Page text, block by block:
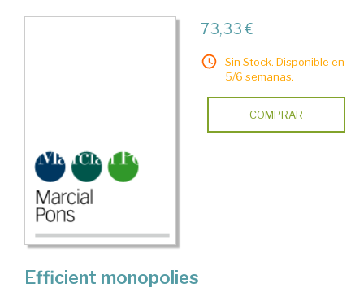
73,33 €
Sin Stock. Disponible en
5/6 semanas.
COMPRAR
Efficient monopolies